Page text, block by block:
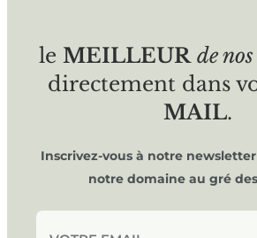
le MEILLEUR de nos
directement dans
MAIL.
Inscrivez-vous à notre
notre domaine au gré